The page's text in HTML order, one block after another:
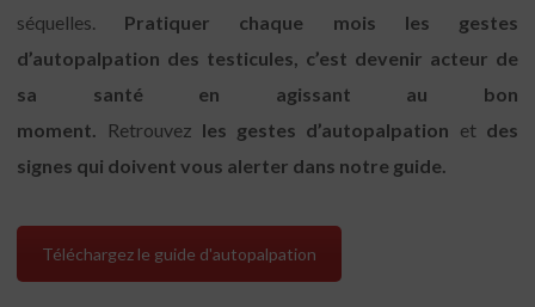
séquelles. Pratiquer chaque mois les gestes
d’autopalpation des testicules, c’est devenir acteur de
sa santé en agissant au bon
moment.
Retrouvez les gestes d’autopalpation et des
signes qui doivent vous alerter dans notre guide.
Téléchargez le guide d'autopalpation